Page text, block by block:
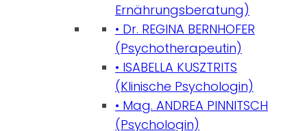
Ernährungsberatung)
• Dr. REGINA BERNHOFER
(Psychotherapeutin)
• ISABELLA KUSZTRITS
(Klinische Psychologin)
• Mag. ANDREA PINNITSCH
(Psychologin)